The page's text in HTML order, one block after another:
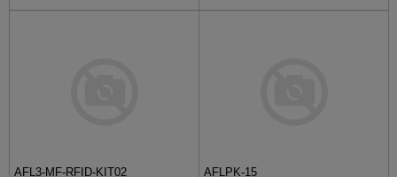
AFL3-MF-RFID-KIT02 AFLPK-15